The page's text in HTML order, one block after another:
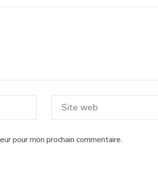
pour mon prochain commentaire.